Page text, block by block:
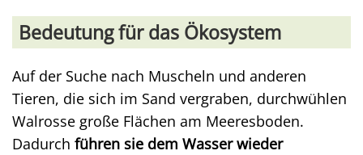
Bedeutung für das Ökosystem
Auf der Suche nach Muscheln und anderen
Tieren, die sich im Sand vergraben, durchwühlen
Walrosse große Flächen am Meeresboden.
Dadurch führen sie dem Wasser wieder